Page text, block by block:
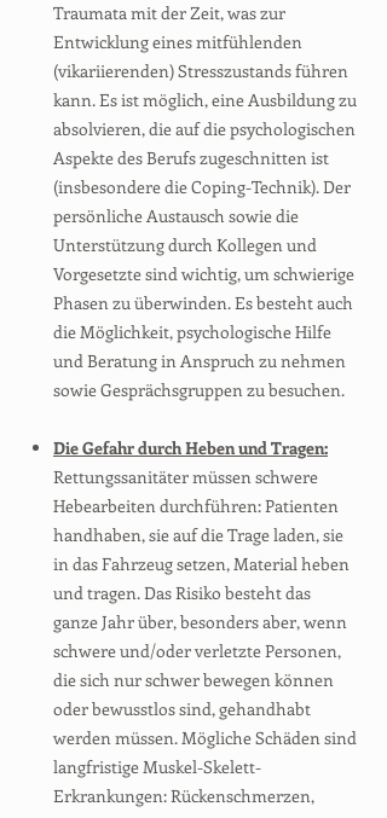
Traumata mit der Zeit, was zur
Entwicklung eines mitfühlenden
(vikariierenden) Stresszustands führen
kann. Es ist möglich, eine Ausbildung zu
absolvieren, die auf die psychologischen
Aspekte des Berufs zugeschnitten ist
(insbesondere die Coping-Technik). Der
persönliche Austausch sowie die
Unterstützung durch Kollegen und
Vorgesetzte sind wichtig, um schwierige
Phasen zu überwinden. Es besteht auch
die Möglichkeit, psychologische Hilfe
und Beratung in Anspruch zu nehmen
sowie Gesprächsgruppen zu besuchen.
Die Gefahr durch Heben und Tragen:
Rettungssanitäter müssen schwere
Hebearbeiten durchführen: Patienten
handhaben, sie auf die Trage laden, sie
in das Fahrzeug setzen, Material heben
und tragen. Das Risiko besteht das
ganze Jahr über, besonders aber, wenn
schwere und/oder verletzte Personen,
die sich nur schwer bewegen können
oder bewusstlos sind, gehandhabt
werden müssen. Mögliche Schäden sind
langfristige Muskel-Skelett-
Erkrankungen: Rückenschmerzen,